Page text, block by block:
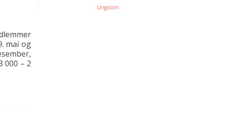
mai og
000 – 2
Ungdom